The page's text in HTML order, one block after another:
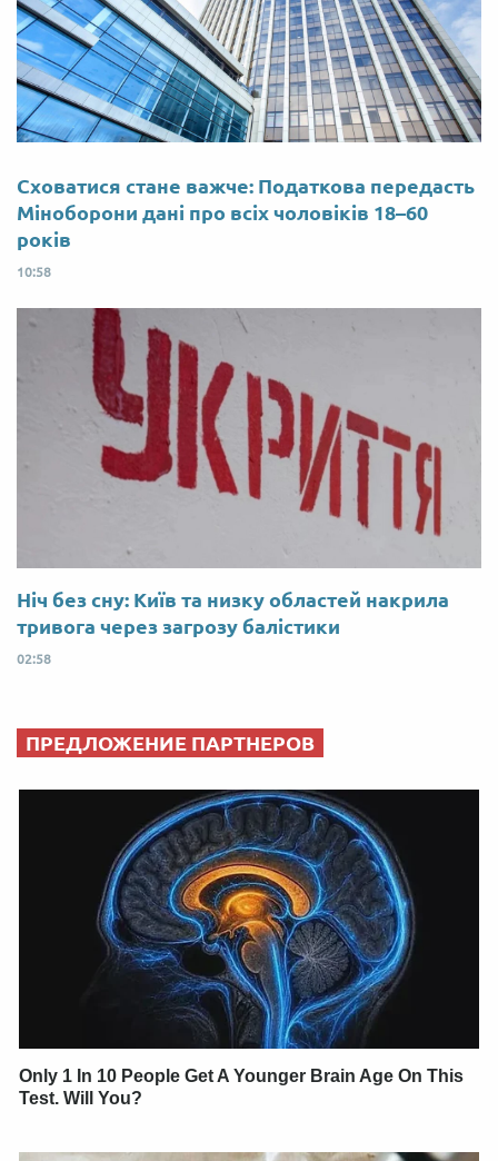
Сховатися стане важче: Податкова передасть
Міноборони дані про всіх чоловіків 18–60
років
10:58
Ніч без сну: Київ та низку областей накрила
тривога через загрозу балістики
02:58
ПРЕДЛОЖЕНИЕ ПАРТНЕРОВ
Only 1 In 10 People Get A Younger Brain Age On This
Test. Will You?